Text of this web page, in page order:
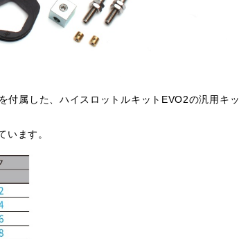
属した、ハイスロットルキットEVO2の汎用キッ
います。